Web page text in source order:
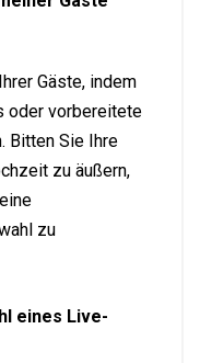
Gäste, indem
oder vorbereitete
Bitten Sie Ihre
zu äußern,
zu
eines Live-